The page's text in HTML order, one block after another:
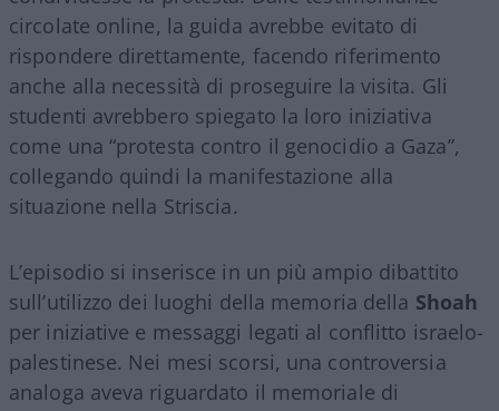
circolate online, la guida avrebbe evitato di
rispondere direttamente, facendo riferimento
anche alla necessità di proseguire la visita. Gli
studenti avrebbero spiegato la loro iniziativa
come una “protesta contro il genocidio a Gaza”,
collegando quindi la manifestazione alla
situazione nella Striscia.
L’episodio si inserisce in un più ampio dibattito
sull’utilizzo dei luoghi della memoria della Shoah
per iniziative e messaggi legati al conflitto israelo-
palestinese. Nei mesi scorsi, una controversia
analoga aveva riguardato il memoriale di